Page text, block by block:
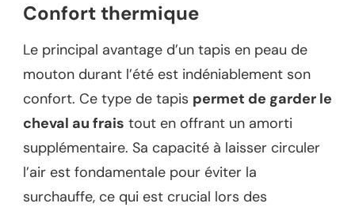
Confort thermique
Le principal avantage d’un tapis en peau de
mouton durant l’été est indéniablement son
confort. Ce type de tapis permet de garder le
cheval au frais tout en offrant un amorti
supplémentaire. Sa capacité à laisser circuler
l’air est fondamentale pour éviter la
surchauffe, ce qui est crucial lors des